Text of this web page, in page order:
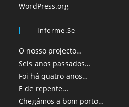
WordPress.org
Informe.se
O nosso projecto…
Seis anos passados…
Foi há quatro anos…
E de repente…
Chegámos a bom porto…